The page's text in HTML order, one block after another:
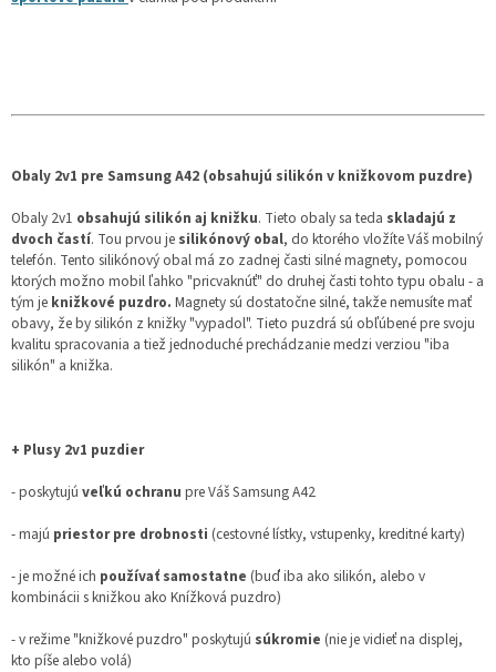
Obaly 2v1 pre Samsung A42 (obsahujú silikón v knižkovom puzdre)
Obaly 2v1 obsahujú silikón aj knižku. Tieto obaly sa teda skladajú z
dvoch častí. Tou prvou je silikónový obal, do ktorého vložíte Váš mobilný
telefón. Tento silikónový obal má zo zadnej časti silné magnety, pomocou
ktorých možno mobil ľahko "pricvaknúť" do druhej časti tohto typu obalu - a
tým je knižkové puzdro. Magnety sú dostatočne silné, takže nemusíte mať
obavy, že by silikón z knižky "vypadol". Tieto puzdrá sú obľúbené pre svoju
kvalitu spracovania a tiež jednoduché prechádzanie medzi verziou "iba
silikón" a knižka.
+ Plusy 2v1 puzdier
- poskytujú veľkú ochranu pre Váš Samsung A42
- majú priestor pre drobnosti (cestovné lístky, vstupenky, kreditné karty)
- je možné ich používať samostatne (buď iba ako silikón, alebo v
kombinácii s knižkou ako Knížková puzdro)
- v režime "knižkové puzdro" poskytujú súkromie (nie je vidieť na displej,
kto píše alebo volá)